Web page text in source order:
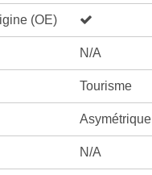
(OE)
N/A
Tourisme
Asymétrique
N/A